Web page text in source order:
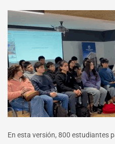
En esta versión, 800 estudiantes